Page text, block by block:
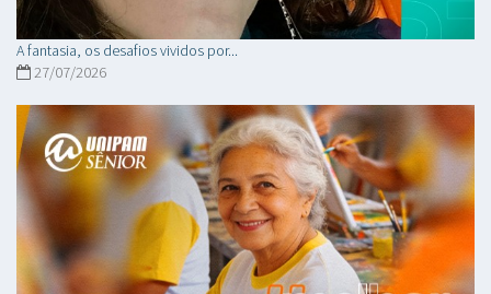
A fantasia, os desafios vividos por...
27/07/2026